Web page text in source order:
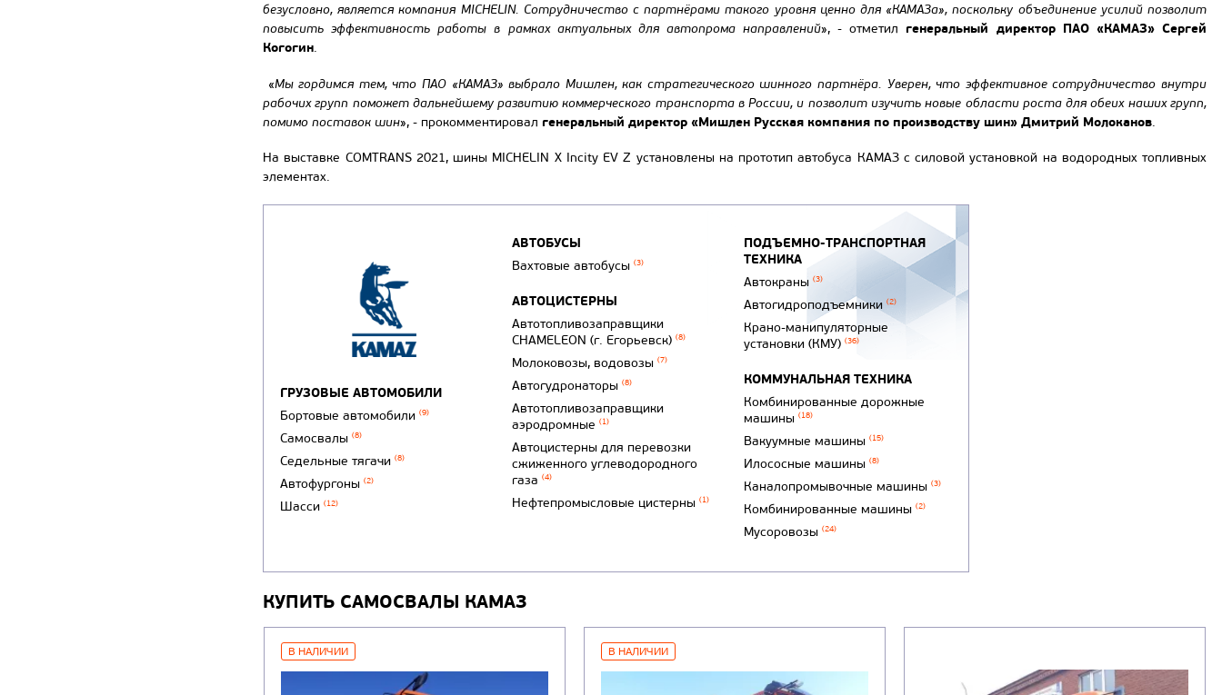
безусловно, является компания MICHELIN. Сотрудничество с партнёрами такого уровня ценно для «КАМАЗа», поскольку объединение усилий позволит
повысить эффективность работы в рамках актуальных для автопрома направлений», - отметил генеральный директор ПАО «КАМАЗ» Сергей
Когогин.
«Мы гордимся тем, что ПАО «КАМАЗ» выбрало Мишлен, как стратегического шинного партнёра. Уверен, что эффективное сотрудничество внутри
рабочих групп поможет дальнейшему развитию коммерческого транспорта в России, и позволит изучить новые области роста для обеих наших групп,
помимо поставок шин», - прокомментировал генеральный директор «Мишлен Русская компания по производству шин» Дмитрий Молоканов.
На выставке COMTRANS 2021, шины MICHELIN X Incity EV Z установлены на прототип автобуса КАМАЗ с силовой установкой на водородных топливных
элементах.
ГРУЗОВЫЕ АВТОМОБИЛИ
Бортовые автомобили (9)
Самосвалы (8)
Седельные тягачи (8)
Автофургоны (2)
Шасси (12)
АВТОБУСЫ
Вахтовые автобусы (3)
АВТОЦИСТЕРНЫ
Автотопливозаправщики
CHAMELEON (г. Егорьевск) (8)
Молоковозы, водовозы (7)
Автогудронаторы (8)
Автотопливозаправщики
аэродромные (1)
Автоцистерны для перевозки
сжиженного углеводородного
газа (4)
Нефтепромысловые цистерны (1)
ПОДЪЕМНО-ТРАНСПОРТНАЯ
ТЕХНИКА
Автокраны (3)
Автогидроподъемники (2)
Крано-манипуляторные
установки (КМУ) (36)
КОММУНАЛЬНАЯ ТЕХНИКА
Комбинированные дорожные
машины (18)
Вакуумные машины (15)
Илососные машины (8)
Каналопромывочные машины (3)
Комбинированные машины (2)
Мусоровозы (24)
КУПИТЬ САМОСВАЛЫ КАМАЗ
В НАЛИЧИИ В НАЛИЧИИ